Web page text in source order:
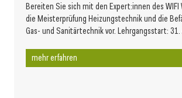
Bereiten Sie sich mit den Expert:innen des
die Meisterprüfung Heizungstechnik und die
Gas- und Sanitärtechnik vor. Lehrgangsstart:
mehr erfahren